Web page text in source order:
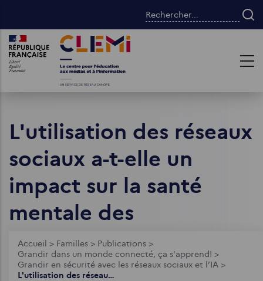
contenu
principal
Rechercher...
Images Images
L'utilisation des réseaux
sociaux a-t-elle un
impact sur la santé
mentale des
adolescents ?
Fil
d'Ariane
Accueil > Familles > Publications >
Grandir dans un monde connecté, ça s'apprend! >
Grandir en sécurité avec les réseaux sociaux et l’IA >
L'utilisation des réseaux sociaux a-t-elle un impact sur la santé mentale des adolescents ?